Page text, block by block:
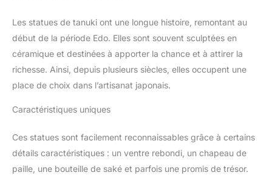
Les statues de tanuki ont une longue histoire, remontant au
début de la période Edo. Elles sont souvent sculptées en
céramique et destinées à apporter la chance et à attirer la
richesse. Ainsi, depuis plusieurs siècles, elles occupent une
place de choix dans l’artisanat japonais.
Caractéristiques uniques
Ces statues sont facilement reconnaissables grâce à certains
détails caractéristiques : un ventre rebondi, un chapeau de
paille, une bouteille de saké et parfois une promis de trésor.